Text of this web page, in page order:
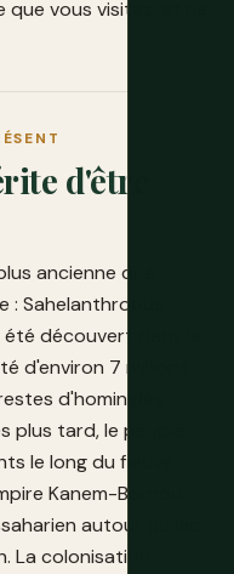
vous visitez, et ne
d'être
ancienne que
Sahelanthropus
découvert dans le
d'environ 7 millions
d'hominidés
plus tard, le peuple
le long du fleuve
Kanem-Bornou,
autour du lac
La colonisation